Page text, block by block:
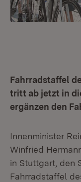
Fahrradstaffel
tritt ab jetzt in
ergänzen den
Innenminister
Winfried
in Stuttgart, den
Fahrradstaffel